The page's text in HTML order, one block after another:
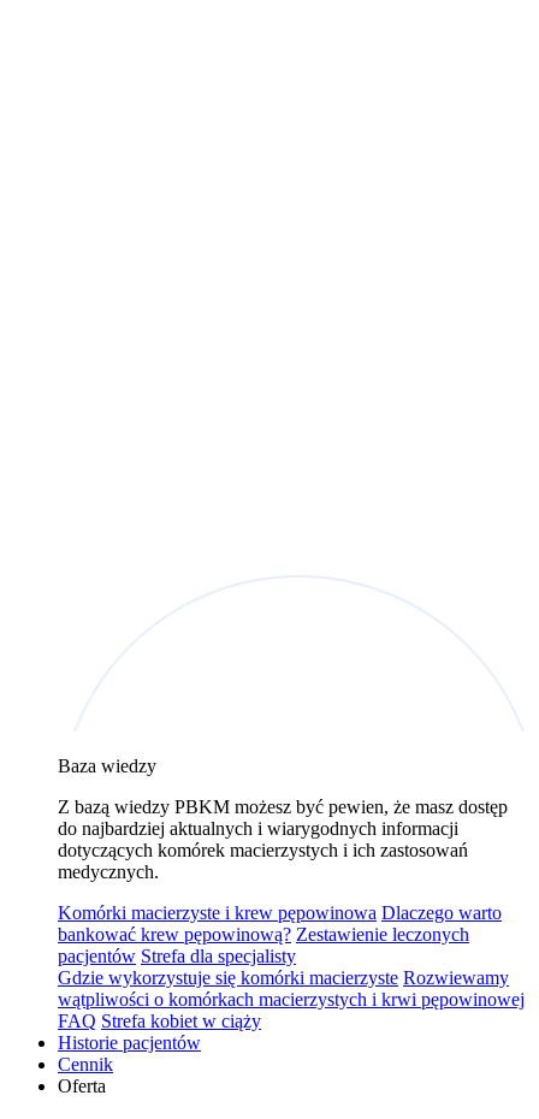
Baza wiedzy
Z bazą wiedzy PBKM możesz być pewien, że masz dostęp
do najbardziej aktualnych i wiarygodnych informacji
dotyczących komórek macierzystych i ich zastosowań
medycznych.
Komórki macierzyste i krew pępowinowa Dlaczego warto
bankować krew pępowinową? Zestawienie leczonych
pacjentów Strefa dla specjalisty
Gdzie wykorzystuje się komórki macierzyste Rozwiewamy
wątpliwości o komórkach macierzystych i krwi pępowinowej
FAQ Strefa kobiet w ciąży
Historie pacjentów
Cennik
Oferta